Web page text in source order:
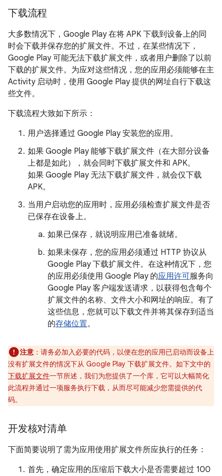
下载流程
大多数情况下，Google Play 在将 APK 下载到设备上的同
时会下载并保存您的扩展文件。不过，在某些情况下，
Google Play 可能无法下载扩展文件，或者用户删除了以前
下载的扩展文件。为应对这些情况，您的应用必须能够在主
Activity 启动时，使用 Google Play 提供的网址自行下载这
些文件。
下载流程大致如下所示：
用户选择通过 Google Play 安装您的应用。
如果 Google Play 能够下载扩展文件（在大部分设备
上都是如此），就会同时下载扩展文件和 APK。
如果 Google Play 无法下载扩展文件，就会仅下载
APK。
当用户启动您的应用时，应用必须检查扩展文件是否
已保存在设备上。
如果已保存，就说明应用已准备就绪。
如果未保存，您的应用必须通过 HTTP 协议从
Google Play 下载扩展文件。在这种情况下，您
的应用必须使用 Google Play 的应用许可服务向
Google Play 客户端发送请求，以获得包含每个
扩展文件的名称、文件大小和网址的响应。有了
这些信息，您就可以下载文件并将其保存到适当
的存储位置。
注意 ：请务必加入必要的代码，以便在您的应用已启动而设备上
没有扩展文件的情况下从 Google Play 下载扩展文件。如下文中的
下载扩展文件一节所述，我们为您提供了一个库，它可以大幅简化
此流程并通过一项服务执行下载，从而尽可能减少您需提供的代
码。
开发核对清单
下面简要说明了需为应用使用扩展文件所应执行的任务：
首先，确定应用的压缩后下载大小是否需要超过 100